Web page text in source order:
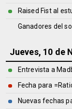
Raised Fist al
Ganadores del
Jueves, 10 de
Entrevista a
Fecha para
Nuevas fechas